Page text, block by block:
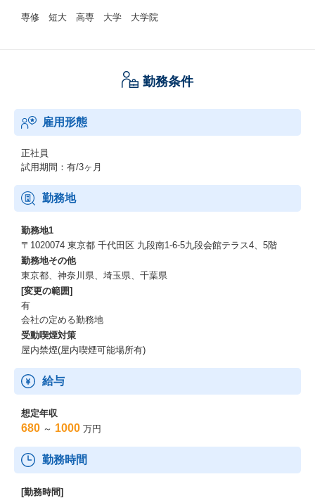
専修 短大 高専 大学 大学院
勤務条件
雇用形態
正社員
試用期間：有/3ヶ月
勤務地
勤務地1
〒1020074 東京都 千代田区 九段南1-6-5九段会館テラス4、5階
勤務地その他
東京都、神奈川県、埼玉県、千葉県
[変更の範囲]
有
会社の定める勤務地
受動喫煙対策
屋内禁煙(屋内喫煙可能場所有)
給与
想定年収
680 ～ 1000 万円
勤務時間
[勤務時間]